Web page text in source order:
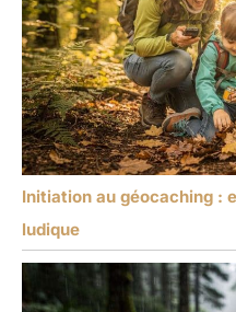
Initiation au géocaching :
ludique